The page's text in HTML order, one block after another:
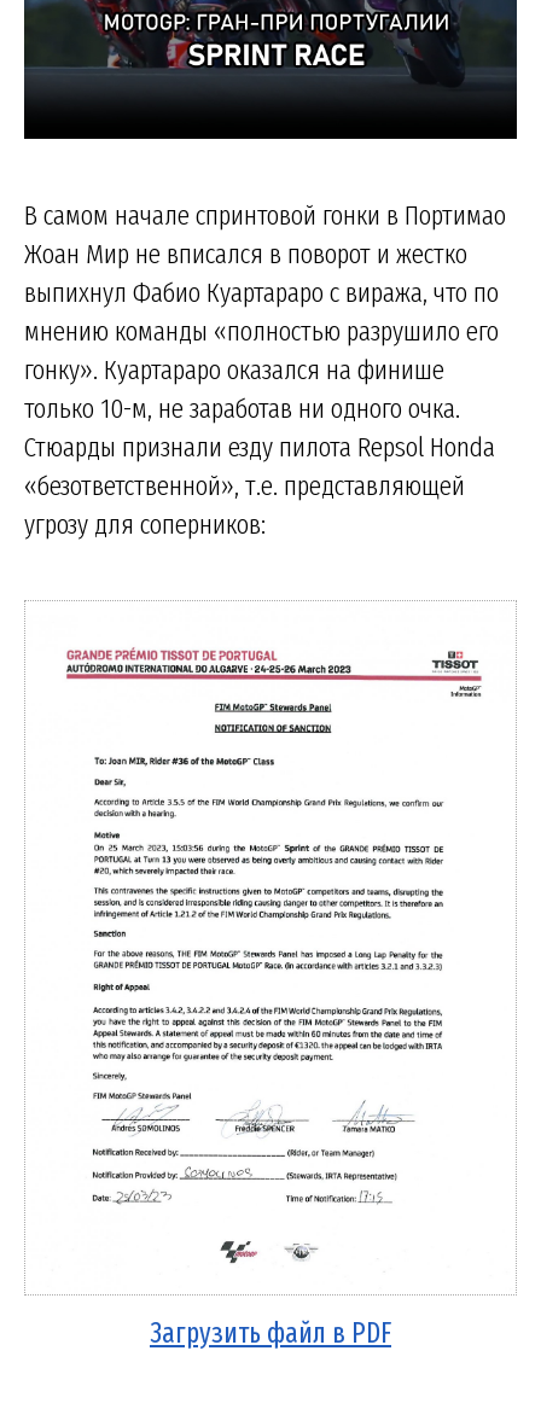
В самом начале спринтовой гонки в Портимао
Жоан Мир не вписался в поворот и жестко
выпихнул Фабио Куартараро с виража, что по
мнению команды «полностью разрушило его
гонку». Куартараро оказался на финише
только 10-м, не заработав ни одного очка.
Стюарды признали езду пилота Repsol Honda
«безответственной», т.е. представляющей
угрозу для соперников:
Загрузить файл в PDF